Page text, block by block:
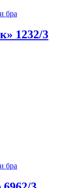
бра
1232/3
бра